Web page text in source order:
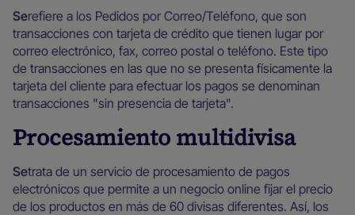
‍Serefiere a los Pedidos por Correo/Teléfono, que son
transacciones con tarjeta de crédito que tienen lugar por
correo electrónico, fax, correo postal o teléfono. Este tipo
de transacciones en las que no se presenta físicamente la
tarjeta del cliente para efectuar los pagos se denominan
transacciones "sin presencia de tarjeta".
Procesamiento multidivisa
‍Setrata de un servicio de procesamiento de pagos
electrónicos que permite a un negocio online fijar el precio
de los productos en más de 60 divisas diferentes. Así, los